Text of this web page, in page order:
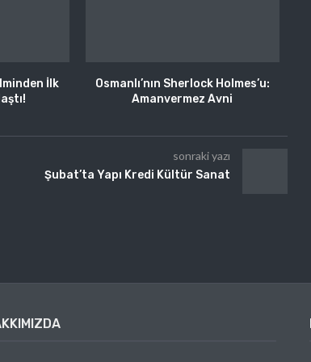
İlk
Osmanlı’nın Sherlock Holmes’u:
Amanvermez Avni
sonraki yazı
Şubat’ta Yapı Kredi Kültür Sanat